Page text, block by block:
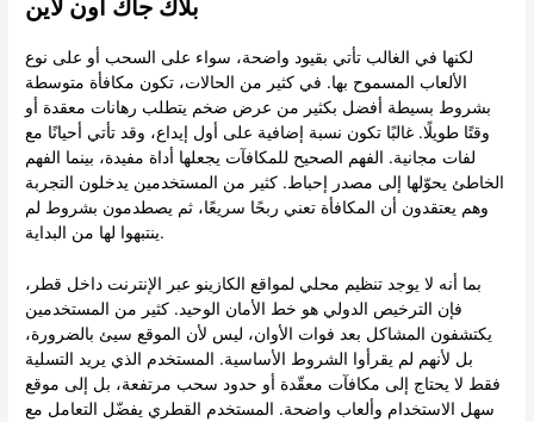
بلاك جاك اون لاين
لكنها في الغالب تأتي بقيود واضحة، سواء على السحب أو على نوع
الألعاب المسموح بها. في كثير من الحالات، تكون مكافأة متوسطة
بشروط بسيطة أفضل بكثير من عرض ضخم يتطلب رهانات معقدة أو
وقتًا طويلًا. غالبًا تكون نسبة إضافية على أول إيداع، وقد تأتي أحيانًا مع
لفات مجانية. الفهم الصحيح للمكافآت يجعلها أداة مفيدة، بينما الفهم
الخاطئ يحوّلها إلى مصدر إحباط. كثير من المستخدمين يدخلون التجربة
وهم يعتقدون أن المكافأة تعني ربحًا سريعًا، ثم يصطدمون بشروط لم
ينتبهوا لها من البداية.
بما أنه لا يوجد تنظيم محلي لمواقع الكازينو عبر الإنترنت داخل قطر،
فإن الترخيص الدولي هو خط الأمان الوحيد. كثير من المستخدمين
يكتشفون المشاكل بعد فوات الأوان، ليس لأن الموقع سيئ بالضرورة،
بل لأنهم لم يقرأوا الشروط الأساسية. المستخدم الذي يريد التسلية
فقط لا يحتاج إلى مكافآت معقّدة أو حدود سحب مرتفعة، بل إلى موقع
سهل الاستخدام وألعاب واضحة. المستخدم القطري يفضّل التعامل مع